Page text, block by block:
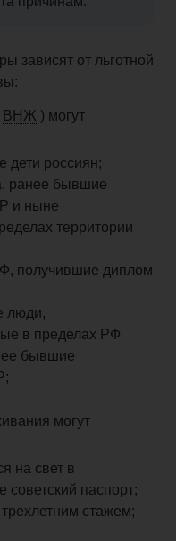
зависят от льготной
ВНЖ ) могут
дети россиян;
ранее бывшие
и ныне
территории
получившие диплом
люди,
в пределах РФ
бывшие
;
могут
на свет в
советский паспорт;
трехлетним стажем;